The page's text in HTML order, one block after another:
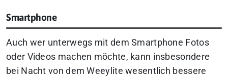
Smartphone
Auch wer unterwegs mit dem Smartphone Fotos
oder Videos machen möchte, kann insbesondere
bei Nacht von dem Weeylite wesentlich bessere